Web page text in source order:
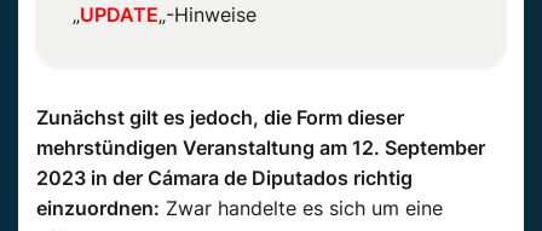
„UPDATE„-Hinweise
Zunächst gilt es jedoch, die Form dieser
mehrstündigen Veranstaltung am 12. September
2023 in der Cámara de Diputados richtig
einzuordnen: Zwar handelte es sich um eine